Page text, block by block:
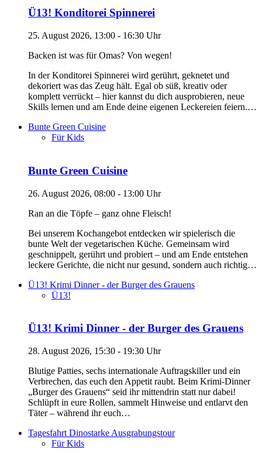
Ü13! Konditorei Spinnerei
25. August 2026, 13:00 - 16:30 Uhr
Backen ist was für Omas? Von wegen!
In der Konditorei Spinnerei wird gerührt, geknetet und
dekoriert was das Zeug hält. Egal ob süß, kreativ oder
komplett verrückt – hier kannst du dich ausprobieren, neue
Skills lernen und am Ende deine eigenen Leckereien feiern.…
Bunte Green Cuisine
Für Kids
Bunte Green Cuisine
26. August 2026, 08:00 - 13:00 Uhr
Ran an die Töpfe – ganz ohne Fleisch!
Bei unserem Kochangebot entdecken wir spielerisch die
bunte Welt der vegetarischen Küche. Gemeinsam wird
geschnippelt, gerührt und probiert – und am Ende entstehen
leckere Gerichte, die nicht nur gesund, sondern auch richtig…
Ü13! Krimi Dinner - der Burger des Grauens
Ü13!
Ü13! Krimi Dinner - der Burger des Grauens
28. August 2026, 15:30 - 19:30 Uhr
Blutige Patties, sechs internationale Auftragskiller und ein
Verbrechen, das euch den Appetit raubt. Beim Krimi-Dinner
„Burger des Grauens“ seid ihr mittendrin statt nur dabei!
Schlüpft in eure Rollen, sammelt Hinweise und entlarvt den
Täter – während ihr euch…
Tagesfahrt Dinostarke Ausgrabungstour
Für Kids